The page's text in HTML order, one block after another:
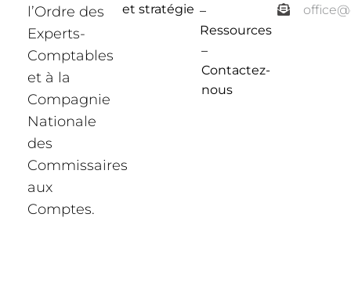
l’Ordre des
Experts-
Comptables
et à la
Compagnie
Nationale
des
Commissaires
aux
Comptes.
et stratégie –
Ressources
–
Contactez-
nous